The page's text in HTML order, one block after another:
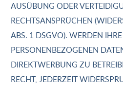
AUSÜBUNG ODER
RECHTSANSPRÜCHEN
ABS. 1 DSGVO). WERDEN IHRE
PERSONENBEZOGENEN
DIREKTWERBUNG ZU
RECHT, JEDERZEIT